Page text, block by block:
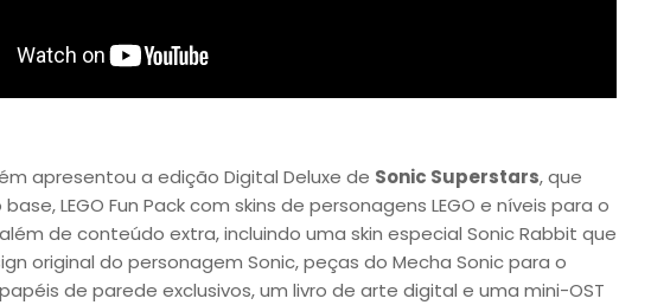
apresentou a edição Digital Deluxe de Sonic Superstars, que
LEGO Fun Pack com skins de personagens LEGO e níveis para o
de conteúdo extra, incluindo uma skin especial Sonic Rabbit que
original do personagem Sonic, peças do Mecha Sonic para o
de parede exclusivos, um livro de arte digital e uma mini-OST